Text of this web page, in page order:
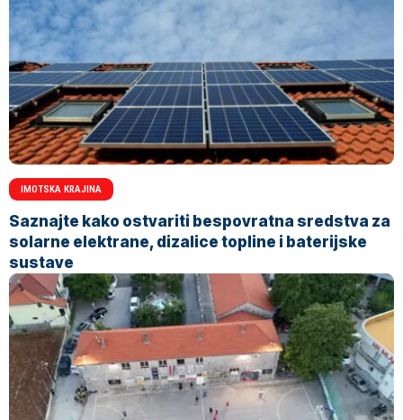
IMOTSKA KRAJINA
Saznajte kako ostvariti bespovratna sredstva za
solarne elektrane, dizalice topline i baterijske
sustave